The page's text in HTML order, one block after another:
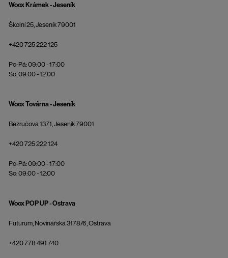
Woox Krámek - Jeseník
Školní 25, Jeseník 79001
+420 725 222 125
Po-Pá: 09:00 - 17:00
So: 09:00 - 12:00
Woox Továrna - Jeseník
Bezručova 1371, Jeseník 79001
+420 725 222 124
Po-Pá: 09:00 - 17:00
So: 09:00 - 12:00
Woox POP UP - Ostrava
Futurum, Novinářská 3178/6, Ostrava
+420 778 491 740